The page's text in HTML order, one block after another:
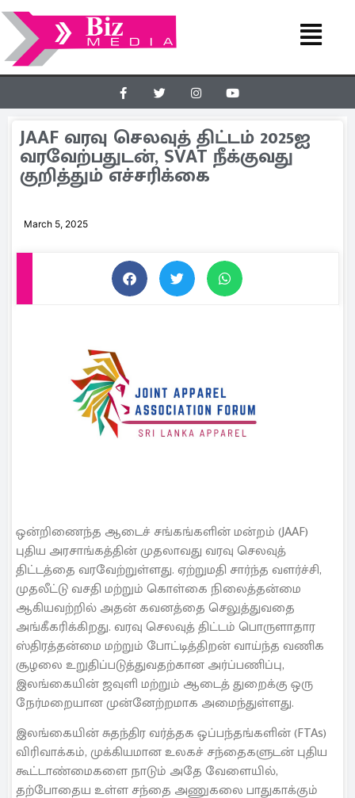
JAAF வரவு செலவுத் திட்டம் 2025ஐ
வரவேற்பதுடன், SVAT நீக்குவது
குறித்தும் எச்சரிக்கை
March 5, 2025
ஒன்றிணைந்த ஆடைச் சங்கங்களின் மன்றம் (JAAF)
புதிய அரசாங்கத்தின் முதலாவது வரவு செலவுத்
திட்டத்தை வரவேற்றுள்ளது. ஏற்றுமதி சார்ந்த வளர்ச்சி,
முதலீட்டு வசதி மற்றும் கொள்கை நிலைத்தன்மை
ஆகியவற்றில் அதன் கவனத்தை செலுத்துவதை
அங்கீகரிக்கிறது. வரவு செலவுத் திட்டம் பொருளாதார
ஸ்திரத்தன்மை மற்றும் போட்டித்திறன் வாய்ந்த வணிக
சூழலை உறுதிப்படுத்துவதற்கான அர்ப்பணிப்பு,
இலங்கையின் ஜவுளி மற்றும் ஆடைத் துறைக்கு ஒரு
நேர்மறையான முன்னேற்றமாக அமைந்துள்ளது.
இலங்கையின் சுதந்திர வர்த்தக ஒப்பந்தங்களின் (FTAs)
விரிவாக்கம், முக்கியமான உலகச் சந்தைகளுடன் புதிய
கூட்டாண்மைகளை நாடும் அதே வேளையில்,
தற்போதைய உள்ள சந்தை அணுகலை பாதுகாக்கும்